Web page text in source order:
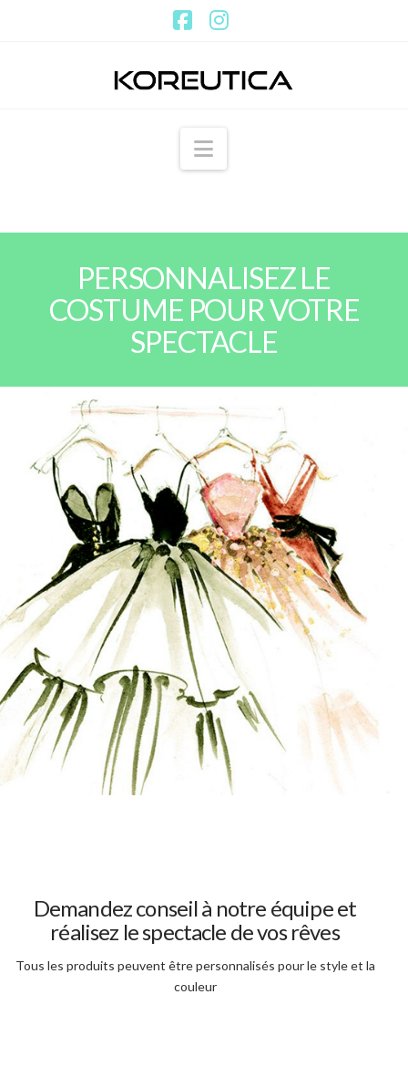
Navigation
PERSONNALISEZ LE
COSTUME POUR VOTRE
SPECTACLE
Demandez conseil à notre équipe et
réalisez le spectacle de vos rêves
Tous les produits peuvent être personnalisés pour le style et la
couleur